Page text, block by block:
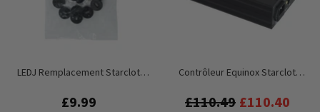
LEDJ Remplacement Starcloth
£9.99
Contrôleur Equinox Starcloth
£110.49 £110.40